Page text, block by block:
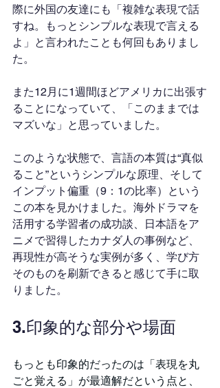
際に外国の友達にも「複雑な表現で話
すね。もっとシンプルな表現で言える
よ」と言われたことも何回もありまし
た。
また12月に1週間ほどアメリカに出張す
ることになっていて、「このままでは
マズいな」と思っていました。
このような状態で、言語の本質は“真似
ること”というシンプルな原理、そして
インプット偏重（9：1の比率）という
この本を見かけました。海外ドラマを
活用する学習者の成功談、日本語をア
ニメで習得したカナダ人の事例など、
再現性が高そうな実例が多く、学び方
そのものを刷新できると感じて手に取
りました。
3.印象的な部分や場面
もっとも印象的だったのは「表現を丸
ごと覚える」が最適解だという点と、